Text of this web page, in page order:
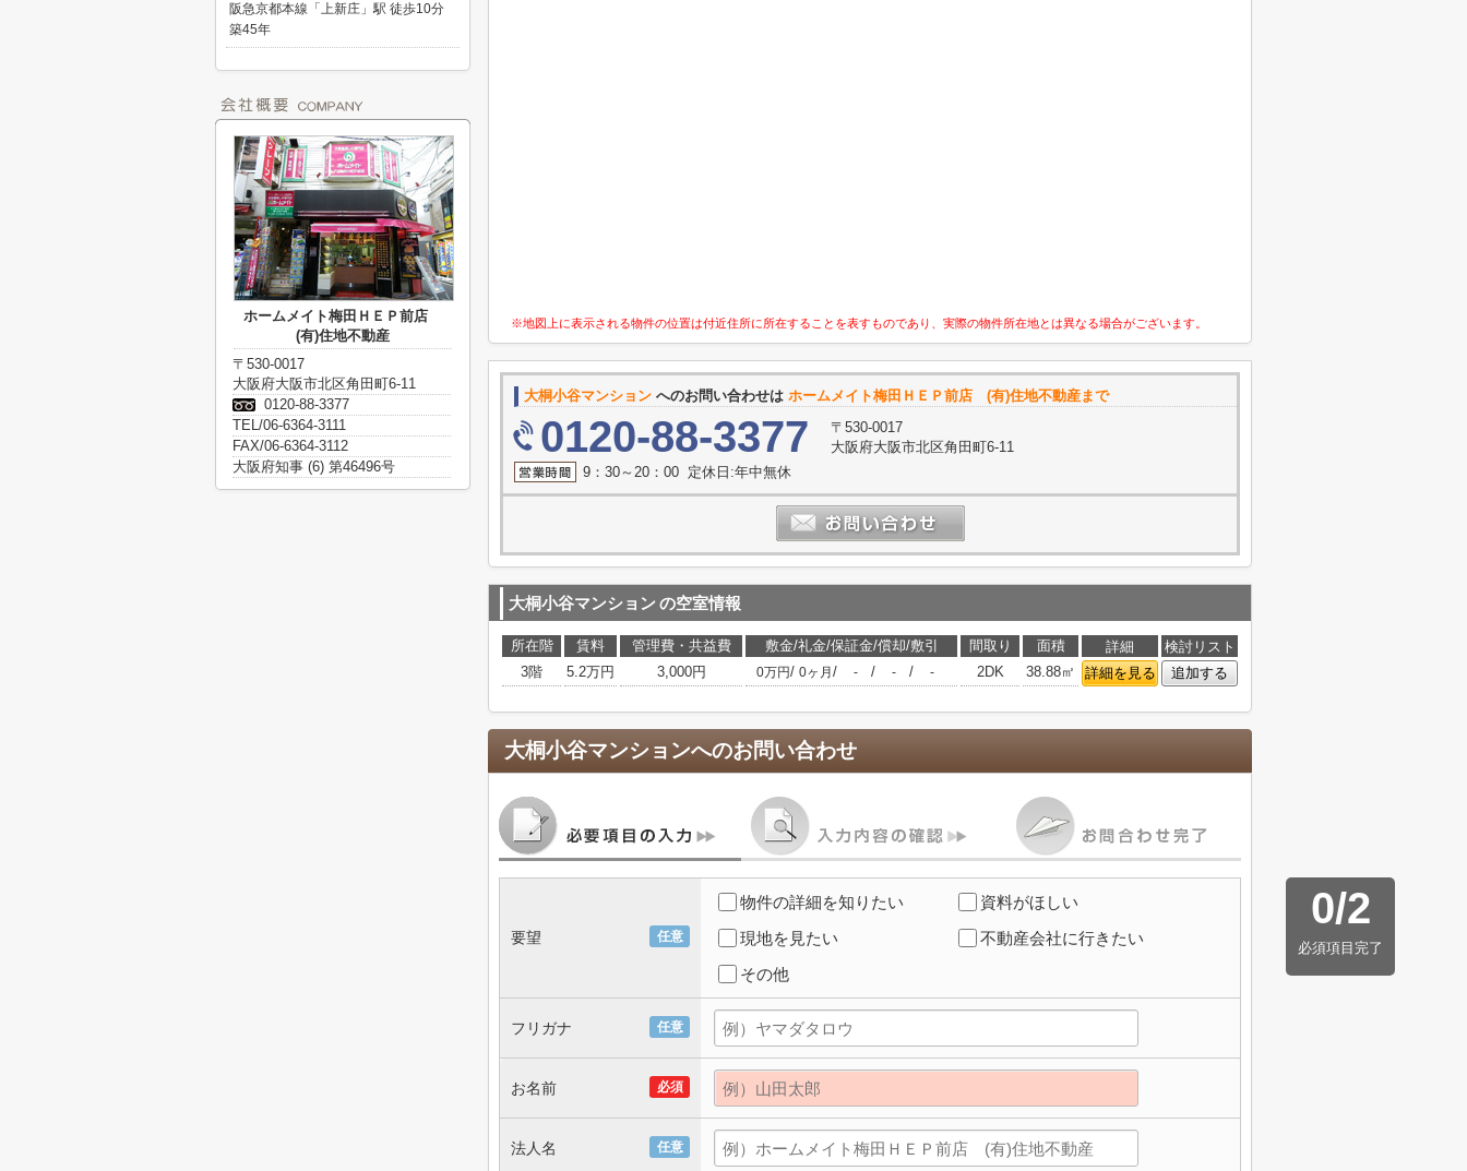
※地図上に表示される物件の位置は付近住所に所在することを表すものであり、実際の物件所在地とは異なる場合がございます。
大桐小谷マンション へのお問い合わせは ホームメイト梅田ＨＥＰ前店 (有)住地不動産まで
0120-88-3377
〒530-0017
大阪府大阪市北区角田町6-11
9：30～20：00 定休日:年中無休
大桐小谷マンションの空室情報
所在階 賃料 管理費・共益費 敷金/礼金/保証金/償却/敷引 間取り 面積 詳細
検討リスト
3階
5.2万円 3,000円 0万円/ 0ヶ月 / - / - / - 2DK 38.88㎡ 詳細を見る 追加する
大桐小谷マンションへのお問い合わせ
0/2
必須項目完了
任意
要望
物件の詳細を知りたい
資料がほしい
現地を見たい
不動産会社に行きたい
その他
任意
フリガナ
必須
お名前
任意
法人名
阪急京都本線「上新庄」駅 徒歩10分
築45年
ホームメイト梅田ＨＥＰ前店
(有)住地不動産
〒530-0017
大阪府大阪市北区角田町6-11
0120-88-3377
TEL/06-6364-3111
FAX/06-6364-3112
大阪府知事 (6) 第46496号